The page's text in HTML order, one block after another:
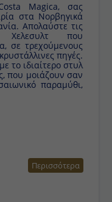
Magica, σας
στα Νορβηγικά
Απολαύστε τις
Χελεσυλτ που
σε τρεχούμενους
πηγές.
το ιδιαίτερο στυλ
που μοιάζουν σαν
παραμύθι,
Περισσότερα